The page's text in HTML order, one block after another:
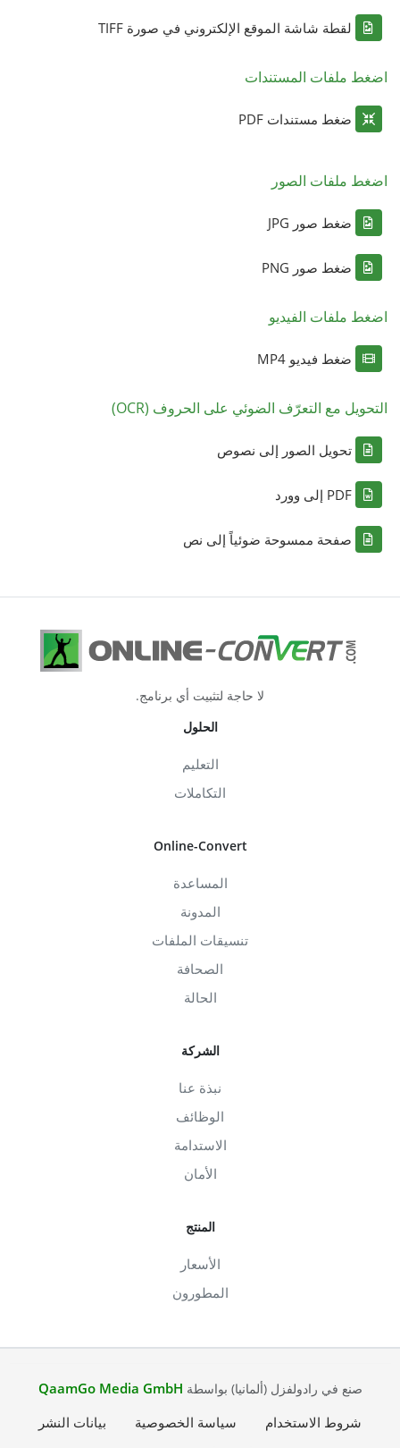
لقطة شاشة الموقع الإلكتروني في صورة TIFF
اضغط ملفات المستندات
ضغط مستندات PDF
اضغط ملفات الصور
ضغط صور JPG
ضغط صور PNG
اضغط ملفات الفيديو
ضغط فيديو MP4
التحويل مع التعرّف الضوئي على الحروف (OCR)
تحويل الصور إلى نصوص
PDF إلى وورد
صفحة ممسوحة ضوئياً إلى نص
لا حاجة لتثبيت أي برنامج.
الحلول
التعليم
التكاملات
Online-Convert
المساعدة
المدونة
تنسيقات الملفات
الصحافة
الحالة
الشركة
نبذة عنا
الوظائف
الاستدامة
الأمان
المنتج
الأسعار
المطورون
صنع في رادولفزل (ألمانيا) بواسطة QaamGo Media GmbH
شروط الاستخدام
سياسة الخصوصية بيانات النشر